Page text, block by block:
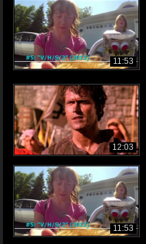
11:53
12:03
11:53